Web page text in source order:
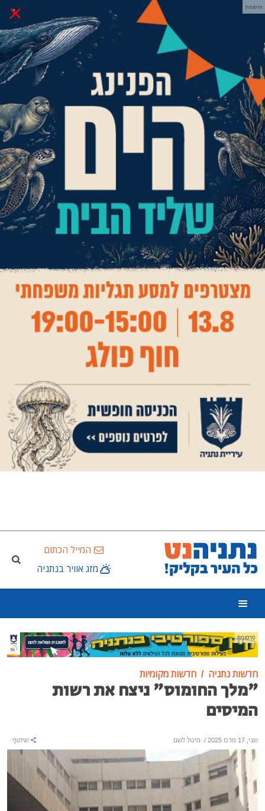
× פרסומת
המייל הכתום
מזג אוויר בנתניה
פרסומת
חדשות נתניה חדשות מקומיות
"מלך החומוס" ניצח את רשות
המיסים
שני, 17 מרס 2025 / מיטל לשם שיתוף